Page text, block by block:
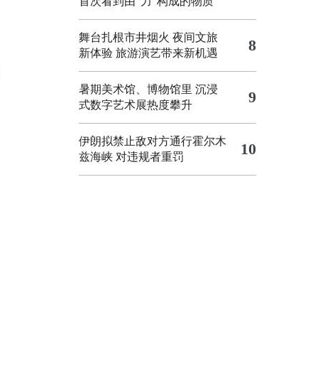
舞台扎根市井烟火 夜间文旅
新体验 旅游演艺带来新机遇 8
暑期美术馆、博物馆里 沉浸
式数字艺术展热度攀升
9
伊朗拟禁止敌对方通行霍尔木
兹海峡 对违规者重罚
10